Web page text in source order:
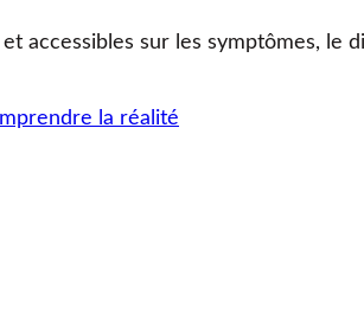
accessibles sur les symptômes, le
la réalité